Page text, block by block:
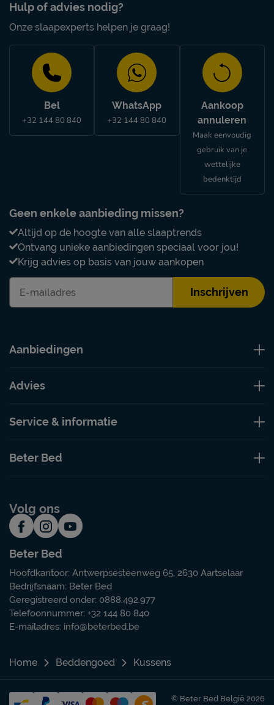
Hulp of advies nodig?
Onze slaapexperts helpen je graag!
Bel
+32 144 80 840
WhatsApp
+32 144 80 840
Aankoop
annuleren
Maak eenvoudig
gebruik van je
wettelijke
bedenktijd
Geen enkele aanbieding missen?
Altijd op de hoogte van alle slaaptrends
Ontvang unieke aanbiedingen speciaal voor jou!
Krijg advies op basis van jouw aankopen
Inschrijven
Aanbiedingen
Advies
Service & informatie
Beter Bed
Volg ons
Beter Bed
Hoofdkantoor: Antwerpsesteenweg 65, 2630 Aartselaar
Bedrijfsnaam: Beter Bed
Geregistreerd onder: 0888.492.977
Telefoonnummer: +32 144 80 840
E-mailadres: info@beterbed.be
Home Beddengoed Kussens
© Beter Bed België 2026